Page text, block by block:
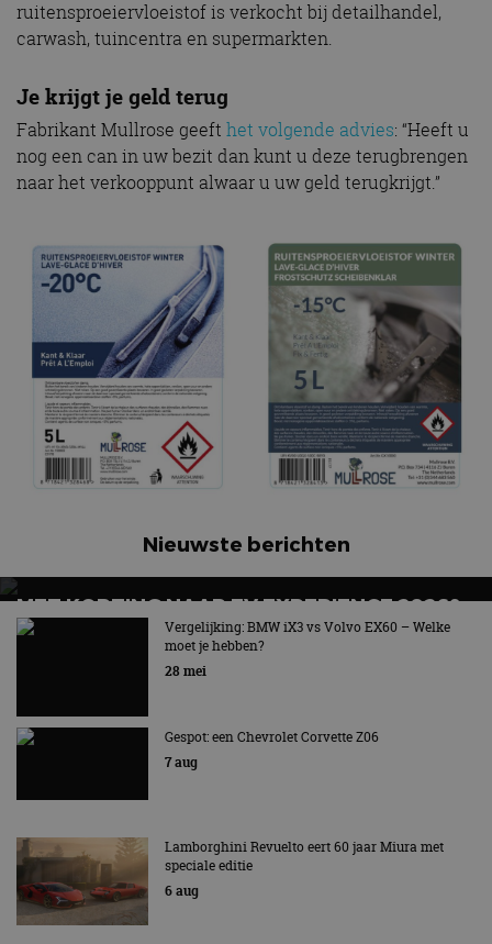
ruitensproeiervloeistof is verkocht bij detailhandel,
carwash, tuincentra en supermarkten.
Je krijgt je geld terug
Fabrikant Mullrose geeft het volgende advies: “Heeft u
nog een can in uw bezit dan kunt u deze terugbrengen
naar het verkooppunt alwaar u uw geld terugkrijgt.”
Nieuwste berichten
MET KORTING NAAR EV EXPERIENCE 2026?
AUTORAI REGELT HET!
EV Experience 2026 van 24 tot 26 september
Vergelijking: BMW iX3 vs Volvo EX60 – Welke
moet je hebben?
28 mei
Gespot: een Chevrolet Corvette Z06
7 aug
Lamborghini Revuelto eert 60 jaar Miura met
speciale editie
6 aug